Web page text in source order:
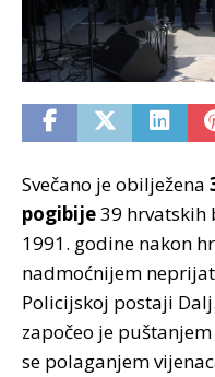
Svečano je obilježena
pogibije39 hrvatskih
1991. godine nakon
nadmoćnijem
Policijskoj postaji
započeo je
se polaganjem